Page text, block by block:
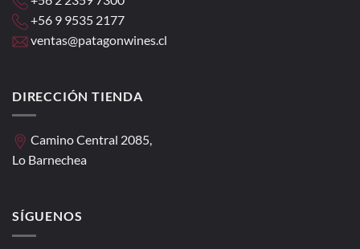
+56 9 9535 2177
ventas@patagonwines.cl
DIRECCIÓN TIENDA
Camino Central 2085,
Lo Barnechea
SÍGUENOS